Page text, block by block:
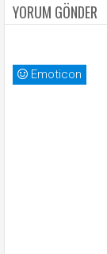
YORUM GÖNDER
Emoticon